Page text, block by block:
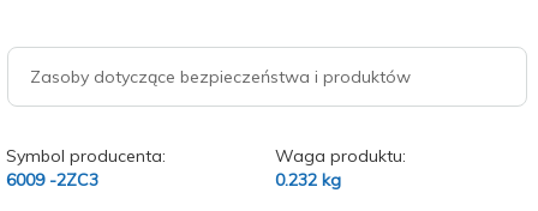
Zasoby dotyczące bezpieczeństwa i produktów
Symbol producenta:
6009 -2ZC3
Waga produktu:
0.232 kg